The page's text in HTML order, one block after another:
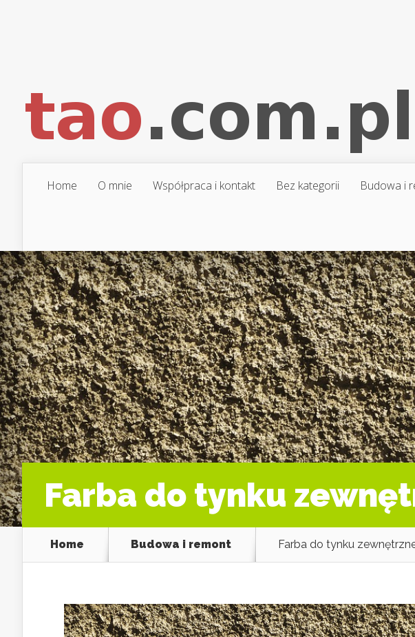
Home O mnie Współpraca i kontakt Bez kategorii Budowa i
Farba do tynku
Home Budowa i remont Farba do tynku